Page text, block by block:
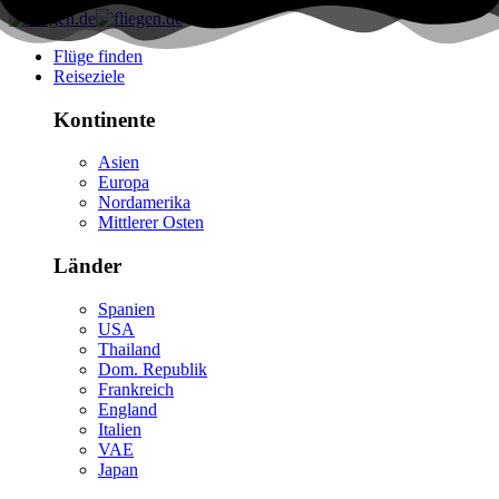
Flüge finden
Reiseziele
Kontinente
Asien
Europa
Nordamerika
Mittlerer Osten
Länder
Spanien
USA
Thailand
Dom. Republik
Frankreich
England
Italien
VAE
Japan